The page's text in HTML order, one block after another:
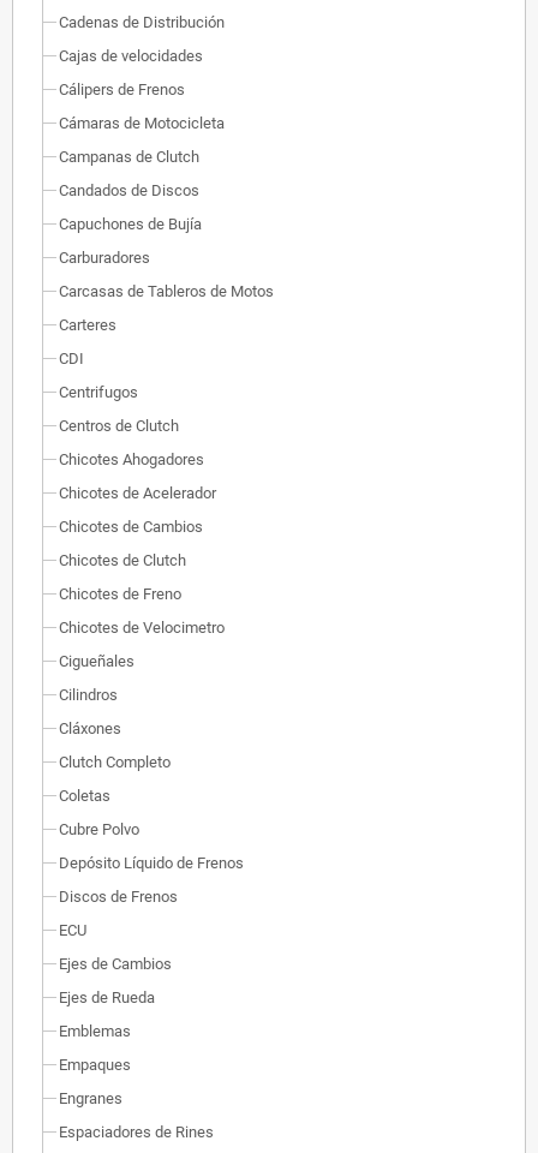
Cadenas de Distribución
Cajas de velocidades
Cálipers de Frenos
Cámaras de Motocicleta
Campanas de Clutch
Candados de Discos
Capuchones de Bujía
Carburadores
Carcasas de Tableros de Motos
Carteres
CDI
Centrifugos
Centros de Clutch
Chicotes Ahogadores
Chicotes de Acelerador
Chicotes de Cambios
Chicotes de Clutch
Chicotes de Freno
Chicotes de Velocimetro
Cigueñales
Cilindros
Cláxones
Clutch Completo
Coletas
Cubre Polvo
Depósito Líquido de Frenos
Discos de Frenos
ECU
Ejes de Cambios
Ejes de Rueda
Emblemas
Empaques
Engranes
Espaciadores de Rines